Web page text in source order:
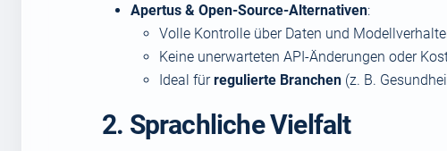
Apertus & Open-Source-Alternativen:
Volle Kontrolle über Daten und
Keine unerwarteten API-Änderungen oder
Ideal fürregulierte Branchen (z. B.
2. Sprachliche Vielfalt